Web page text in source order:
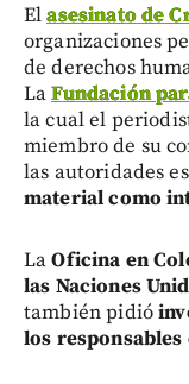
Elasesinato de
organizaciones
de derechos
LaFundación
la cual el
miembro de su
las autoridades
material como
LaOficina en
las Naciones
también pidió
los